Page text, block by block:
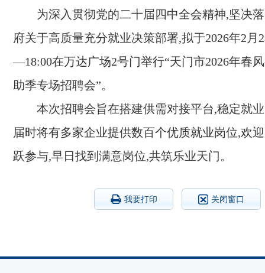
为深入贯彻党的二十届四中全会精神,坚决
府关于高质量充分就业决策部署,拟于2026年2月
—18:00在万达广场2号门举行“天门市2026年春
助季专场招聘会”。
本次招聘会旨在搭建供需对接平台,稳定就
届时将有多家企业提供数百个优质就业岗位,欢
跃参与,早日找到满意岗位,共筑乐业天门。
我要打印 关闭窗口